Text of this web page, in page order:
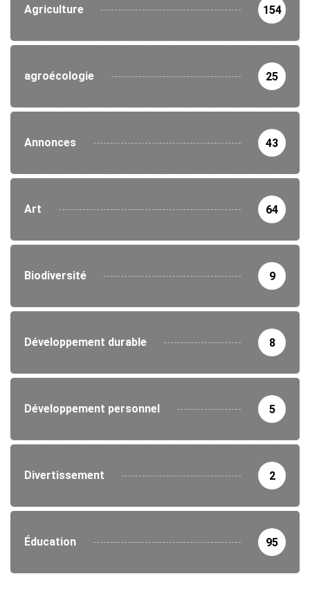
Agriculture 154
agroécologie 25
Annonces 43
Art 64
Biodiversité 9
Développement durable 8
Développement personnel 5
Divertissement 2
Éducation 95